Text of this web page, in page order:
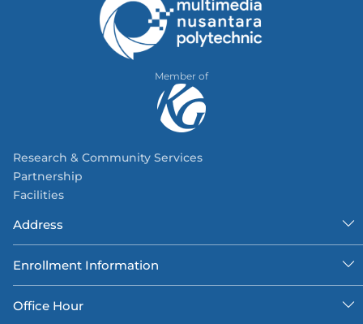
Member of
Research & Community Services
Partnership
Facilities
Address
Enrollment Information
Office Hour